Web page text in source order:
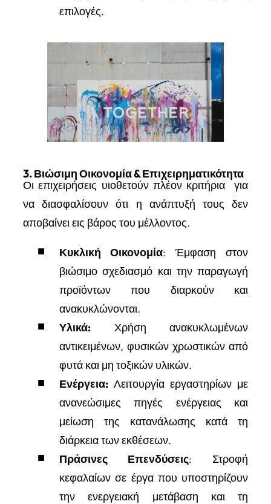
επιλογές.
3. Βιώσιμη Οικονομία & Επιχειρηματικότητα
Οι επιχειρήσεις υιοθετούν πλέον κριτήρια για
να διασφαλίσουν ότι η ανάπτυξή τους δεν
αποβαίνει εις βάρος του μέλλοντος.
Κυκλική Οικονομία: Έμφαση στον
βιώσιμο σχεδιασμό και την παραγωγή
προϊόντων που διαρκούν και
ανακυκλώνονται.
Υλικά: Χρήση ανακυκλωμένων
αντικειμένων, φυσικών χρωστικών από
φυτά και μη τοξικών υλικών.
Ενέργεια: Λειτουργία εργαστηρίων με
ανανεώσιμες πηγές ενέργειας και
μείωση της κατανάλωσης κατά τη
διάρκεια των εκθέσεων.
Πράσινες Επενδύσεις: Στροφή
κεφαλαίων σε έργα που υποστηρίζουν
την ενεργειακή μετάβαση και τη